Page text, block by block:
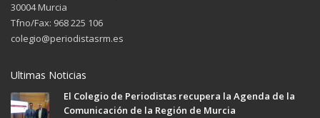
30004 Murcia
Tfno/Fax: 968 225 106
colegio@periodistasrm.es
Ultimas Noticias
El Colegio de Periodistas recupera la Agenda de la
Comunicación de la Región de Murcia